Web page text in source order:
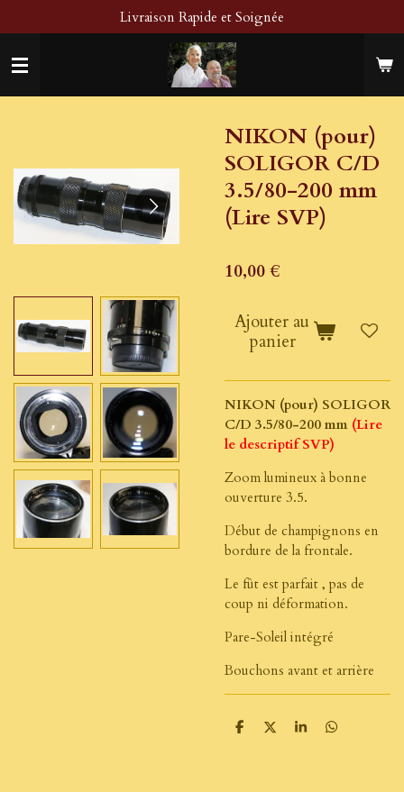
au
contenu
principal
Livraison Rapide et Soignée
NIKON (pour)
SOLIGOR C/D
3.5/80-200 mm
(Lire SVP)
10,00 €
Ajouter au
panier
NIKON (pour) SOLIGOR
C/D 3.5/80-200 mm (Lire
le descriptif SVP)
Zoom lumineux à bonne
ouverture 3.5.
Début de champignons en
bordure de la frontale.
Le fût est parfait , pas de
coup ni déformation.
Pare-Soleil intégré
Bouchons avant et arrière
P
P
P
P